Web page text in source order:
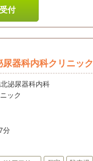
付
器科内科クリニック
分